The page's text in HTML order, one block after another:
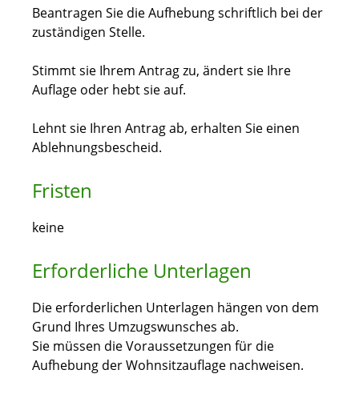
Beantragen Sie die Aufhebung schriftlich bei der
zuständigen Stelle.
Stimmt sie Ihrem Antrag zu, ändert sie Ihre
Auflage oder hebt sie auf.
Lehnt sie Ihren Antrag ab, erhalten Sie einen
Ablehnungsbescheid.
Fristen
keine
Erforderliche Unterlagen
Die erforderlichen Unterlagen hängen von dem
Grund Ihres Umzugswunsches ab.
Sie müssen die Voraussetzungen für die
Aufhebung der Wohnsitzauflage nachweisen.